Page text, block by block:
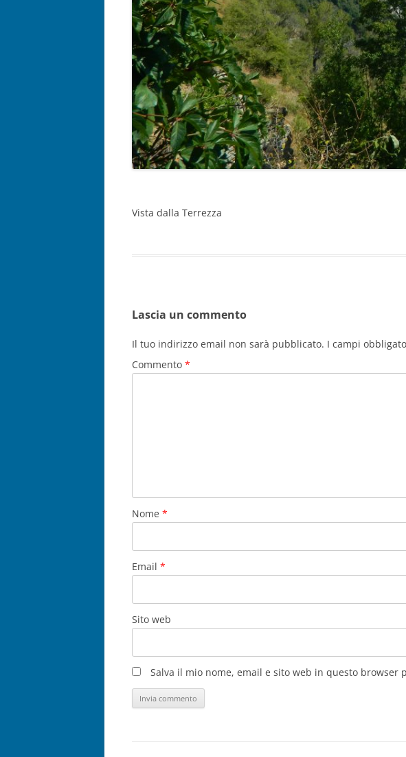
Vista dalla Terrezza
Lascia un commento
Il tuo indirizzo email non sarà pubblicato. I campi
Commento *
Nome *
Email *
Sito web
Salva il mio nome, email e sito web in questo browser